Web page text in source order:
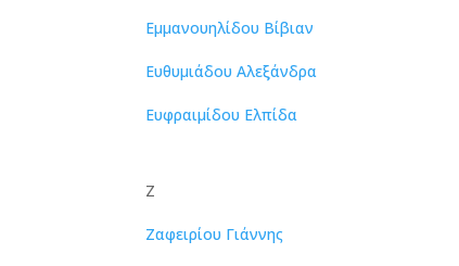
Εμμανουηλίδου Βίβιαν
Ευθυμιάδου Αλεξάνδρα
Ευφραιμίδου Ελπίδα
Ζ
Ζαφειρίου Γιάννης